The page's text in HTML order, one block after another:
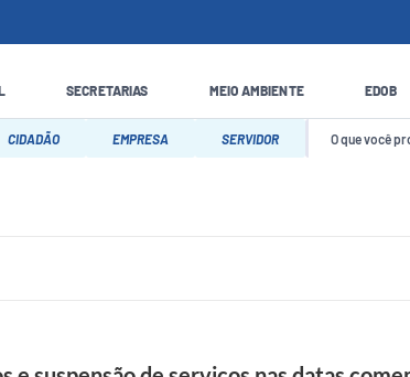
SECRETARIAS MEIO AMBIENTE EDOB
CIDADÃO EMPRESA SERVIDOR